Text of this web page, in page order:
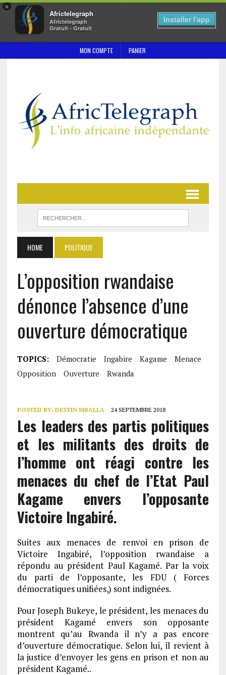
×
Africtelegraph
Africtelegraph
Gratuit - Gratuit
Installer l'app
MON COMPTE PANIER
HOME POLITIQUE
L’opposition rwandaise
dénonce l’absence d’une
ouverture démocratique
TOPICS: Démocratie Ingabire Kagame
Menace
Opposition
Ouverture Rwanda
POSTED BY: DESTIN MBALLA 24 SEPTEMBRE 2018
Les leaders des partis politiques
et les militants des droits de
l’homme ont réagi contre les
menaces du chef de l’Etat Paul
Kagame envers l’opposante
Victoire Ingabiré.
Suites aux menaces de renvoi en prison de
Victoire Ingabiré, l’opposition rwandaise a
répondu au président Paul Kagamé. Par la voix
du parti de l’opposante, les FDU ( Forces
démocratiques unifiées,) sont indignées.
Pour Joseph Bukeye, le président, les menaces du
président Kagamé envers son opposante
montrent qu’au Rwanda il n’y a pas encore
d’ouverture démocratique. Selon lui, il revient à
la justice d’envoyer les gens en prison et non au
président Kagamé..